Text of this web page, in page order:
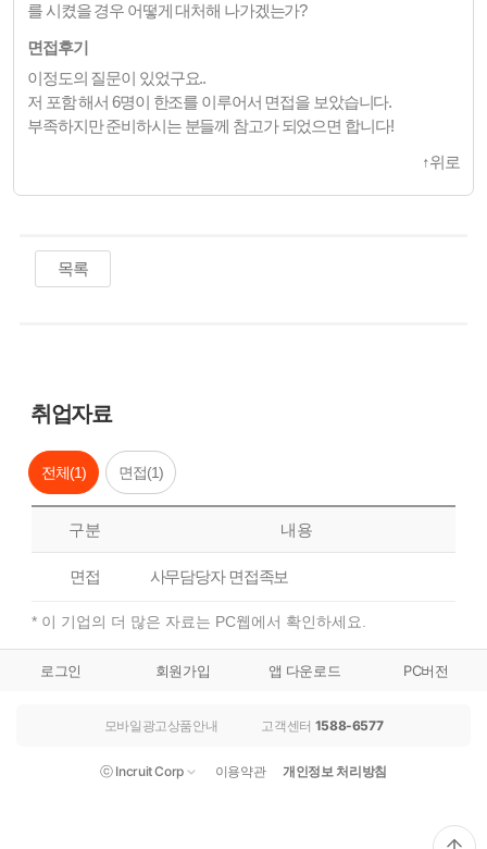
를 시켰을 경우 어떻게 대처해 나가겠는가?
면접후기
이정도의 질문이 있었구요..
저 포함 해서 6명이 한조를 이루어서 면접을 보았습니다.
부족하지만 준비하시는 분들께 참고가 되었으면 합니다!
↑위로
목록
취업자료
전체(1) 면접(1)
구분 내용
면접 사무담당자 면접족보
* 이 기업의 더 많은 자료는 PC웹에서 확인하세요.
로그인 회원가입 앱 다운로드 PC버전
모바일광고상품안내 고객센터 1588-6577
ⓒ Incruit Corp 이용약관 개인정보 처리방침